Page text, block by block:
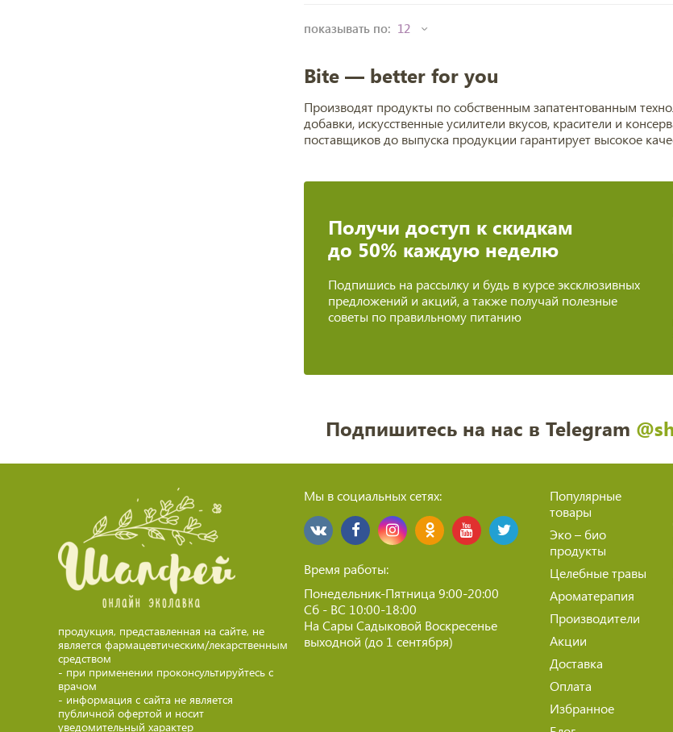
показывать по:
Bite — better for you
Производят продукты по собственным запатентованным
добавки, искусственные усилители вкусов, красители и
поставщиков до выпуска продукции гарантирует высокое
Получи доступ к скидкам
до 50% каждую неделю
Подпишись на рассылку и будь в курсе эксклюзивных
предложений и акций, а также получай полезные
советы по правильному питанию
Подпишитесь на нас в Telegram
продукция, представленная на сайте, не
является фармацевтическим/лекарственным
средством
- при применении проконсультируйтесь с
врачом
- информация с сайта не является
публичной офертой и носит
уведомительный характер
Мы в социальных сетях:
Время работы:
Понедельник-Пятница 9:00-20:00
Сб - ВС 10:00-18:00
На Сары Садыковой Воскресенье
выходной (до 1 сентября)
Популярные
товары
Эко – био
продукты
Целебные травы
Ароматерапия
Производители
Акции
Доставка
Оплата
Избранное